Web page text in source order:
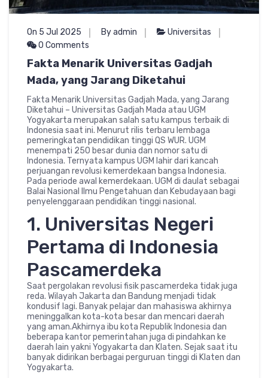
On 5 Jul 2025 By admin
Universitas
0 Comments
Fakta Menarik Universitas Gadjah
Mada, yang Jarang Diketahui
Fakta Menarik Universitas Gadjah Mada, yang Jarang
Diketahui – Universitas Gadjah Mada atau UGM
Yogyakarta merupakan salah satu kampus terbaik di
Indonesia saat ini. Menurut rilis terbaru lembaga
pemeringkatan pendidikan tinggi QS WUR. UGM
menempati 250 besar dunia dan nomor satu di
Indonesia. Ternyata kampus UGM lahir dari kancah
perjuangan revolusi kemerdekaan bangsa Indonesia.
Pada periode awal kemerdekaan. UGM di daulat sebagai
Balai Nasional Ilmu Pengetahuan dan Kebudayaan bagi
penyelenggaraan pendidikan tinggi nasional.
1. Universitas Negeri
Pertama di Indonesia
Pascamerdeka
Saat pergolakan revolusi fisik pascamerdeka tidak juga
reda. Wilayah Jakarta dan Bandung menjadi tidak
kondusif lagi. Banyak pelajar dan mahasiswa akhirnya
meninggalkan kota-kota besar dan mencari daerah
yang aman.Akhirnya ibu kota Republik Indonesia dan
beberapa kantor pemerintahan juga di pindahkan ke
daerah lain yakni Yogyakarta dan Klaten. Sejak saat itu
banyak didirikan berbagai perguruan tinggi di Klaten dan
Yogyakarta.